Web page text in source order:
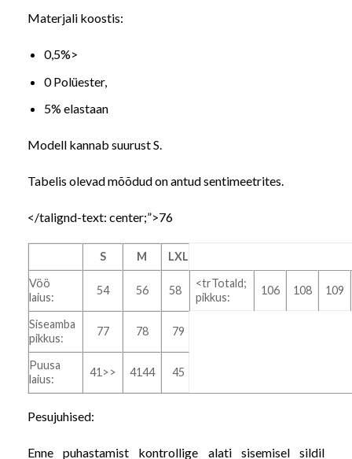
Materjali koostis:
0,5%>
0 Polüester,
5% elastaan
Modell kannab suurust S.
Tabelis olevad mõõdud on antud sentimeetrites.
</talignd-text: center;”>76
S M LXL
Vöö
laius:
54 56 58
<trTotald;
pikkus:
106 108 109
Siseamba
pikkus:
77 78 79
Puusa
laius:
41>> 4144 45
Pesujuhised:
Enne puhastamist kontrollige alati sisemisel sildil